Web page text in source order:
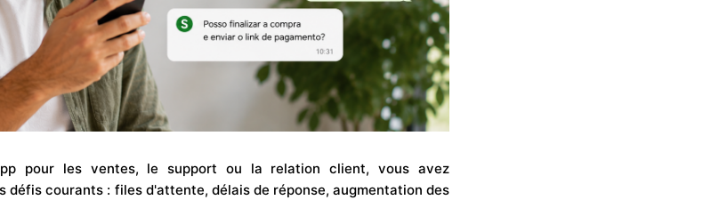
pour les ventes, le support ou la relation client, vous avez
défis courants : files d'attente, délais de réponse, augmentation des